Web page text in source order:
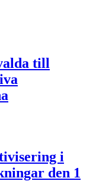
till
i
den 1